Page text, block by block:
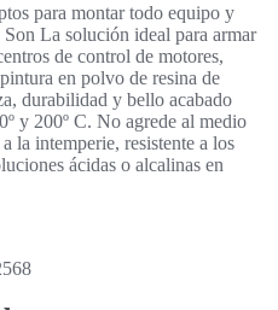
para montar todo equipo y
La solución ideal para armar
de control de motores,
en polvo de resina de
durabilidad y bello acabado
y 200º C. No agrede al medio
la intemperie, resistente a los
ácidas o alcalinas en